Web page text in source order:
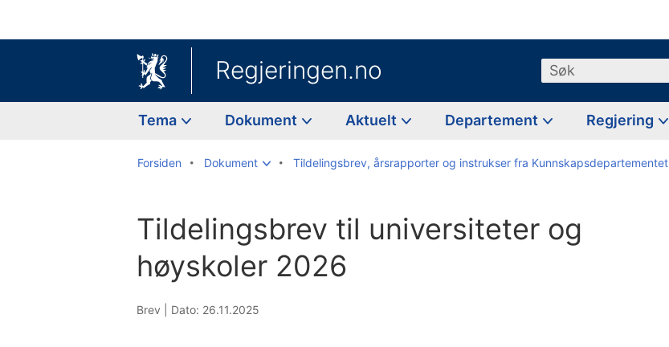
Regjeringen.no Søk
Tema Dokument Aktuelt Departement Regjering
Forsiden Dokument Tildelingsbrev, årsrapporter og instrukser fra Kunnskapsdepartementet
Tildelingsbrev til universiteter og
høyskoler 2026
Brev | Dato: 26.11.2025